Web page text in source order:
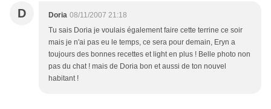
D Doria 08/11/2007 21:18
Tu sais Doria je voulais également faire cette terrine ce soir
mais je n'ai pas eu le temps, ce sera pour demain, Eryn a
toujours des bonnes recettes et light en plus ! Belle photo non
pas du chat ! mais de Doria bon et aussi de ton nouvel
habitant !